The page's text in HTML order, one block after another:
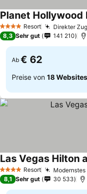
4 Sterne Resort Direkter
Planet Hollywood
8,3 Sehr gut 141 210
Ab € 62
Preise von 18 Websites
4 Sterne Resort
Las Vegas Hilton
8,1 Sehr gut 30 533